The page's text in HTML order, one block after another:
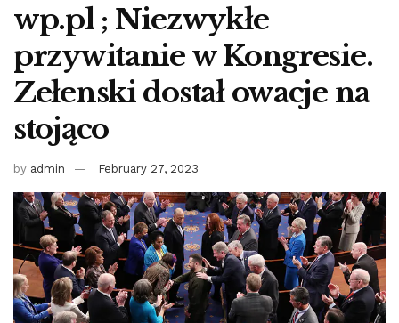
wp.pl ; Niezwykłe
przywitanie w Kongresie.
Zełenski dostał owacje na
stojąco
by admin February 27, 2023